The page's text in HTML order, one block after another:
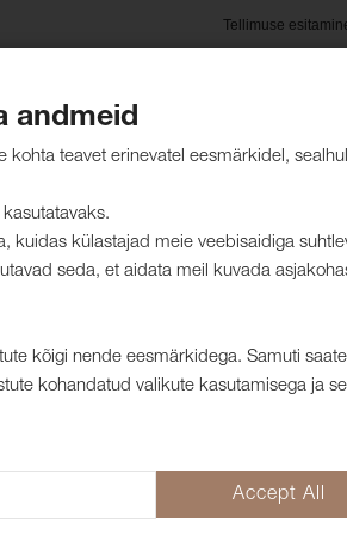
Tellimuse
Jätkusuutlikkus
Mööblikangas
Looduslähedase mustriga
andmeid
teavet erinevatel eesmärkidel,
kuidas külastajad meie veebisaidiga
seda, et aidata meil kuvada
kõigi nende eesmärkidega. Samuti saate
kohandatud valikute kasutamisega ja
Accept All